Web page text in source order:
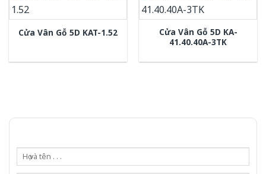
Cửa Vân Gỗ 5D KAT-1.52
Cửa Vân Gỗ 5D KA-
41.40.40A-3TK